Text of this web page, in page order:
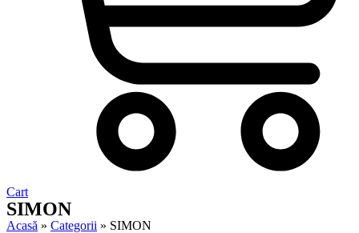
Cart
SIMON
Acasă » Categorii » SIMON